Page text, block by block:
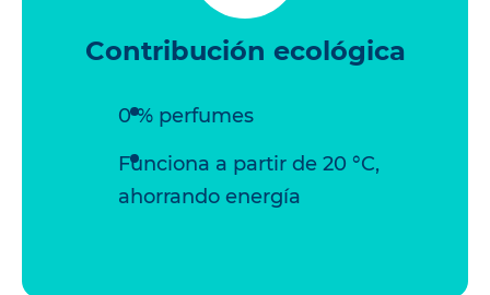
Contribución ecológica
0 % perfumes
Funciona a partir de 20 °C,
ahorrando energía